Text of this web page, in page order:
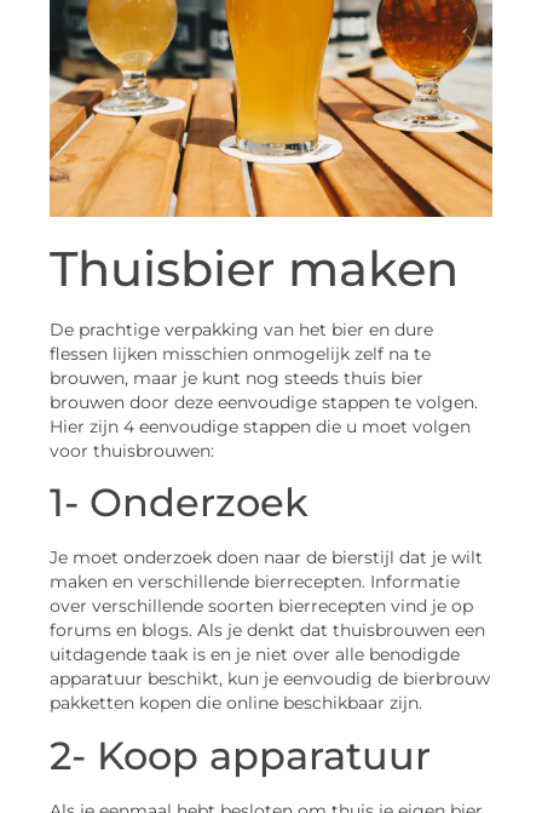
Thuisbier maken
De prachtige verpakking van het bier en dure
flessen lijken misschien onmogelijk zelf na te
brouwen, maar je kunt nog steeds thuis bier
brouwen door deze eenvoudige stappen te volgen.
Hier zijn 4 eenvoudige stappen die u moet volgen
voor thuisbrouwen:
1- Onderzoek
Je moet onderzoek doen naar de bierstijl dat je wilt
maken en verschillende bierrecepten. Informatie
over verschillende soorten bierrecepten vind je op
forums en blogs. Als je denkt dat thuisbrouwen een
uitdagende taak is en je niet over alle benodigde
apparatuur beschikt, kun je eenvoudig de bierbrouw
pakketten kopen die online beschikbaar zijn.
2- Koop apparatuur